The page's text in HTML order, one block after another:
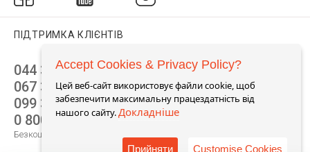
ПІДТРИМКА КЛІЄНТІВ
044 392 44 45
067 344 14 44 (viber)
099 399 23 80
0 800 305 805
Безкоштовно по Україні
Accept Cookies & Privacy Policy?
Цей веб-сайт використовує файли cookie, щоб
забезпечити максимальну працездатність від
нашого сайту.Докладніше
Прийняти Customise Cookies